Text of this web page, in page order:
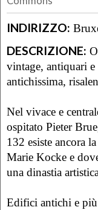
INDIRIZZO:
DESCRIZIONE:
vintage, antiquari
antichissima,
Nel vivace e
ospitato Pieter
132 esiste ancora
Marie Kocke e
una dinastia
Edifici antichi e